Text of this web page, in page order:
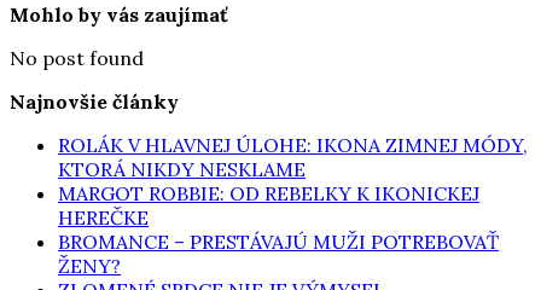
Mohlo by vás zaujímať
No post found
Najnovšie články
ROLÁK V HLAVNEJ ÚLOHE: IKONA ZIMNEJ MÓDY,
KTORÁ NIKDY NESKLAME
MARGOT ROBBIE: OD REBELKY K IKONICKEJ
HEREČKE
BROMANCE – PRESTÁVAJÚ MUŽI POTREBOVAŤ
ŽENY?